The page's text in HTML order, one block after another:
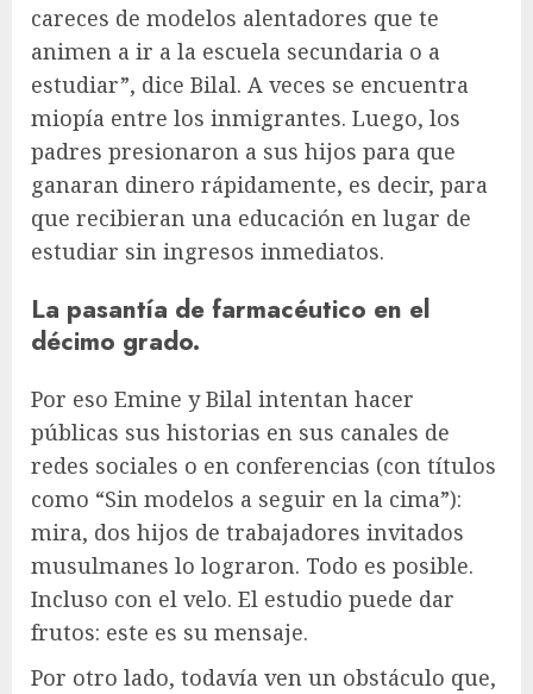
careces de modelos alentadores que te
animen a ir a la escuela secundaria o a
estudiar”, dice Bilal. A veces se encuentra
miopía entre los inmigrantes. Luego, los
padres presionaron a sus hijos para que
ganaran dinero rápidamente, es decir, para
que recibieran una educación en lugar de
estudiar sin ingresos inmediatos.
La pasantía de farmacéutico en el
décimo grado.
Por eso Emine y Bilal intentan hacer
públicas sus historias en sus canales de
redes sociales o en conferencias (con títulos
como “Sin modelos a seguir en la cima”):
mira, dos hijos de trabajadores invitados
musulmanes lo lograron. Todo es posible.
Incluso con el velo. El estudio puede dar
frutos: este es su mensaje.
Por otro lado, todavía ven un obstáculo que,